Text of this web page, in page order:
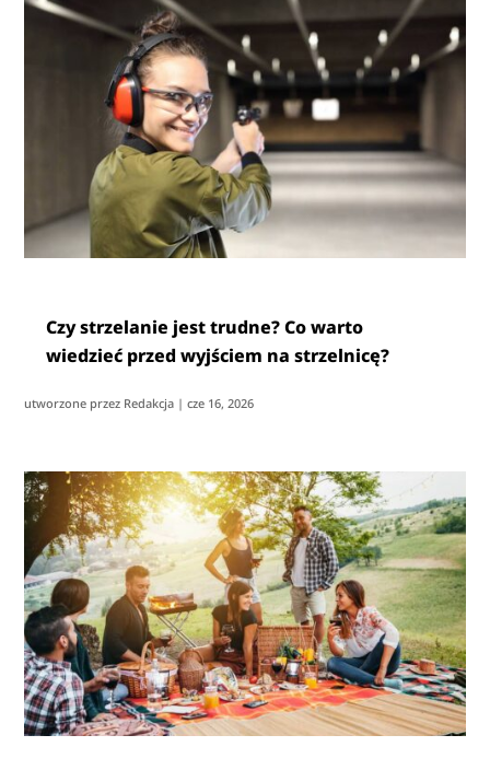
Czy strzelanie jest trudne? Co warto
wiedzieć przed wyjściem na strzelnicę?
utworzone przez Redakcja |cze 16, 2026